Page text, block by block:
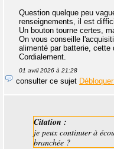
Question quelque peu
renseignements, il est
Un bouton tourne certes,
On vous conseille
alimenté par batterie, cette
Cordialement.
01 avril 2026 à 21:28
consulter ce sujet
Citation :
je peux continuer à
branchée ?